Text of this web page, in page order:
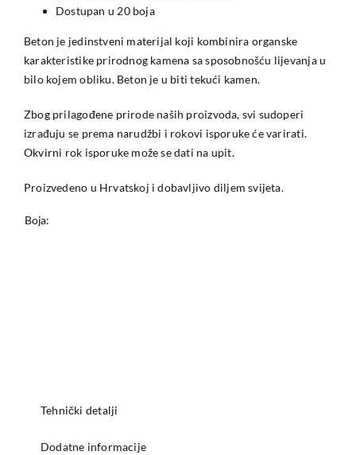
Dostupan u 20 boja
Beton je jedinstveni materijal koji kombinira organske
karakteristike prirodnog kamena sa sposobnošću lijevanja u
bilo kojem obliku. Beton je u biti tekući kamen.
Zbog prilagođene prirode naših proizvoda, svi sudoperi
izrađuju se prema narudžbi i rokovi isporuke će varirati.
Okvirni rok isporuke može se dati na upit.
Proizvedeno u Hrvatskoj i dobavljivo diljem svijeta.
Boja
Tehnički detalji
Dodatne informacije